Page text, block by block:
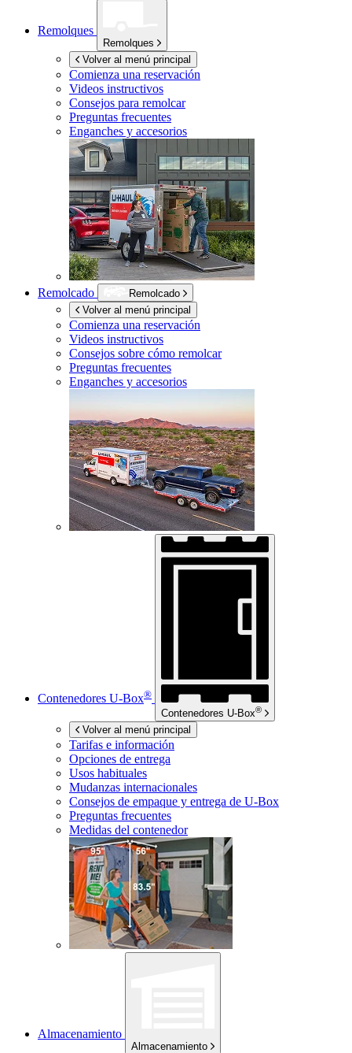
Remolques
Remolques
Volver al menú principal
Comienza una reservación
Videos instructivos
Consejos para remolcar
Preguntas frecuentes
Enganches y accesorios
Remolcado
Remolcado
Volver al menú principal
Comienza una reservación
Videos instructivos
Consejos sobre cómo remolcar
Preguntas frecuentes
Enganches y accesorios
Contenedores U-Box®
Contenedores U-Box®
Volver al menú principal
Tarifas e información
Opciones de entrega
Usos habituales
Mudanzas internacionales
Consejos de empaque y entrega de U-Box
Preguntas frecuentes
Medidas del contenedor
Almacenamiento
Almacenamiento